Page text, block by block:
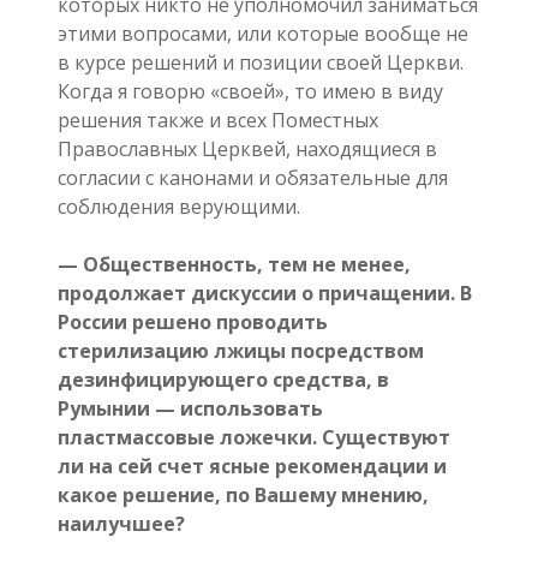
этими вопросами, или которые вообще не
в курсе решений и позиции своей Церкви.
Когда я говорю «своей», то имею в виду
решения также и всех Поместных
Православных Церквей, находящиеся в
согласии с канонами и обязательные для
соблюдения верующими.
— Общественность, тем не менее,
продолжает дискуссии о причащении. В
России решено проводить
стерилизацию лжицы посредством
дезинфицирующего средства, в
Румынии — использовать
пластмассовые ложечки. Существуют
ли на сей счет ясные рекомендации и
какое решение, по Вашему мнению,
наилучшее?